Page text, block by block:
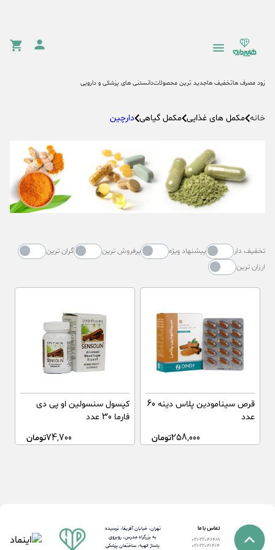
زود مصرف هاتخفیف هاجدید ترین محصولاتدانستنی های پزشکی و دارویی
خانه مکمل های غذایی مکمل گیاهی دارچین
تخفیف دار پیشنهاد ویژه پرفروش ترین
گران ترین
ارزان ترین
قرص سینامودین پلاس دینه 60
عدد
258,000تومان
کپسول سنسولین او پی دی
فارما 30 عدد
74,700تومان
تماس با ما
021-22046489
021-22041414
تهران، خیابان آفریقا، نرسیده
به بزرگراه مدرس، روبروی
پاساژ الهیه، ساختمان پزشکی